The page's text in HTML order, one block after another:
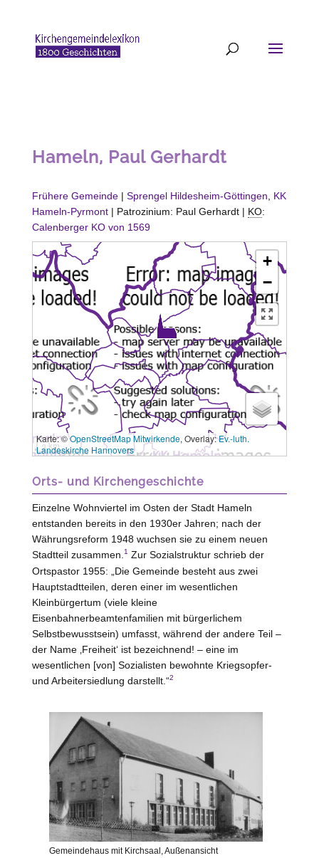
Hameln, Paul Gerhardt
Frühere Gemeinde| Sprengel Hildesheim-Göttingen
KK
Hameln-Pyrmont| Patrozinium: Paul Gerhardt | KO:
Calenberger KO von 1569
+
−
3 km
Karte: ©OpenStreetMap Mitwirkende, Overlay:Ev.-luth.
Landeskirche Hannovers
Orts- und Kirchengeschichte
Einzelne Wohnviertel im Osten der Stadt Hameln
entstanden bereits in den 1930er Jahren; nach der
Währungsreform 1948 wuchsen sie zu einem neuen
Stadtteil zusammen. 1 Zur Sozialstruktur schrieb der
Ortspastor 1955: „Die Gemeinde besteht aus zwei
Hauptstadtteilen, deren einer im wesentlichen
Kleinbürgertum (viele kleine
Eisenbahnerbeamtenfamilien mit bürgerlichem
Selbstbewusstsein) umfasst, während der andere Teil –
der Name ‚Freiheit‘ ist bezeichnend! – eine im
wesentlichen [von] Sozialisten bewohnte Kriegsopfer-
und Arbeitersiedlung darstellt.“2
Gemeindehaus mit Kirchsaal, Außenansicht